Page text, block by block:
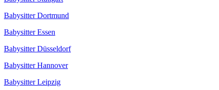
Babysitter Dortmund
Babysitter Essen
Babysitter Düsseldorf
Babysitter Hannover
Babysitter Leipzig